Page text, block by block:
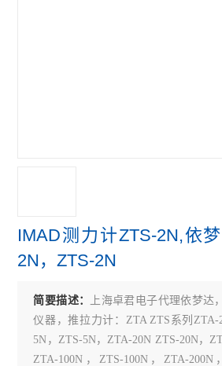
SK新泻
佐藤SATO
必佳PEAK
IMAD测力计ZTS-2N,依
2N，ZTS-2N
简要描述：
上海卓君电子代理依梦达
仪器，推拉力计：ZTA ZTS系列ZTA-
5N，ZTS-5N，ZTA-20N ZTS-20N，
ZTA-100N，ZTS-100N，ZTA-200N